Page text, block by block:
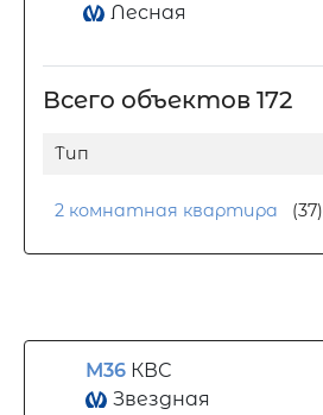
Лесная
Всего объектов 172
Тип
2 комнатная квартира (37)
М36 КВС
Звездная